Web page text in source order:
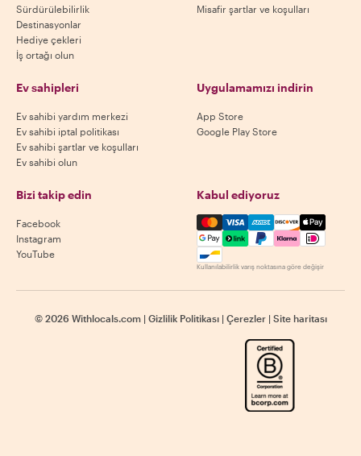
Sürdürülebilirlik
Destinasyonlar
Hediye çekleri
İş ortağı olun
Misafir şartlar ve koşulları
Ev sahipleri
Ev sahibi yardım merkezi
Ev sahibi iptal politikası
Ev sahibi şartlar ve koşulları
Ev sahibi olun
Uygulamamızı indirin
App Store
Google Play Store
Bizi takip edin
Facebook
Instagram
YouTube
Kabul ediyoruz
Mastercard, Visa, Amex,
Kullanılabilirlik varış noktasına göre değişir
© 2026 Withlocals.com | Gizlilik Politikası | Çerezler | Site haritası